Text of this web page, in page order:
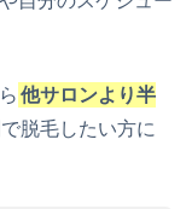
他サロンより半
脱毛したい方に